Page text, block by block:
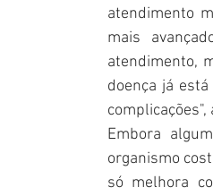
atendimento
mais
atendimento,
doença já
Embora
organismo
só melhora